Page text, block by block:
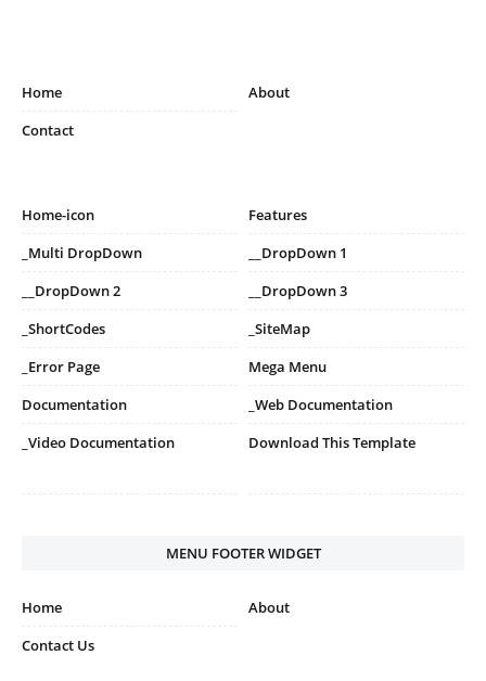
Home
About
Contact
Home-icon
Features
_Multi DropDown
__DropDown 1
__DropDown 2
__DropDown 3
_ShortCodes
_SiteMap
_Error Page
Mega Menu
Documentation
_Web Documentation
_Video Documentation
Download This Template
MENU FOOTER WIDGET
Home
About
Contact Us